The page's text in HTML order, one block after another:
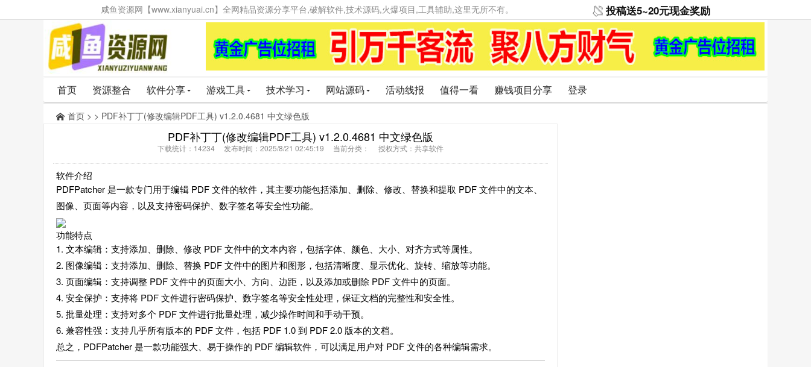
咸鱼资源网【www.xianyuai.cn】全网精品资源分享平台,破解软件,技术源码,火爆项目,工具辅助,这里无所不有。 投稿送5~20元现金奖励
首页 资源整合 软件分享 游戏工具 技术学习 网站源码 活动线报 值得一看 赚钱项目分享 登录
首页 > > PDF补丁丁(修改编辑PDF工具) v1.2.0.4681 中文绿色版
PDF补丁丁(修改编辑PDF工具) v1.2.0.4681 中文绿色版
下载统计：14234 发布时间：2025/8/21 02:45:19 当前分类： 授权方式：共享软件
软件介绍
PDFPatcher 是一款专门用于编辑 PDF 文件的软件，其主要功能包括添加、删除、修改、替换和提取 PDF 文件中的文本、
图像、页面等内容，以及支持密码保护、数字签名等安全性功能。
功能特点
1. 文本编辑：支持添加、删除、修改 PDF 文件中的文本内容，包括字体、颜色、大小、对齐方式等属性。
2. 图像编辑：支持添加、删除、替换 PDF 文件中的图片和图形，包括清晰度、显示优化、旋转、缩放等功能。
3. 页面编辑：支持调整 PDF 文件中的页面大小、方向、边距，以及添加或删除 PDF 文件中的页面。
4. 安全保护：支持将 PDF 文件进行密码保护、数字签名等安全性处理，保证文档的完整性和安全性。
5. 批量处理：支持对多个 PDF 文件进行批量处理，减少操作时间和手动干预。
6. 兼容性强：支持几乎所有版本的 PDF 文件，包括 PDF 1.0 到 PDF 2.0 版本的文档。
总之，PDFPatcher 是一款功能强大、易于操作的 PDF 编辑软件，可以满足用户对 PDF 文件的各种编辑需求。